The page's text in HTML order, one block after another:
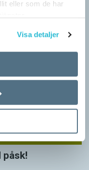
eller som de har
Visa detaljer